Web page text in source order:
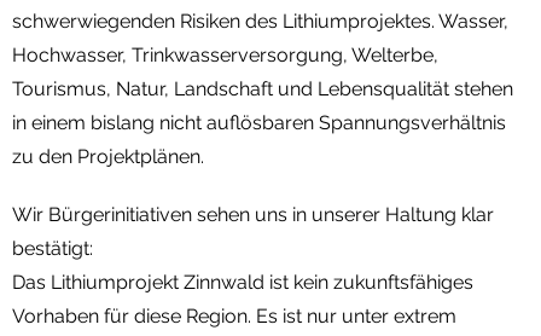
schwerwiegenden Risiken des Lithiumprojektes. Wasser,
Hochwasser, Trinkwasserversorgung, Welterbe,
Tourismus, Natur, Landschaft und Lebensqualität stehen
in einem bislang nicht auflösbaren Spannungsverhältnis
zu den Projektplänen.
Wir Bürgerinitiativen sehen uns in unserer Haltung klar
bestätigt:
Das Lithiumprojekt Zinnwald ist kein zukunftsfähiges
Vorhaben für diese Region. Es ist nur unter extrem